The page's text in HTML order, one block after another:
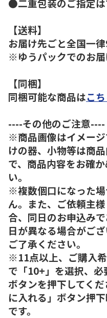
【送料】
お届け先ごと全国一律
※ゆうパックでのお届
【同梱】
同梱可能な商品はこ
----その他のご注意----
※商品画像はイメー
けの器、小物等は商
で、商品内容をお確
い。
※複数個口になった
ん。また、ご依頼主
合、同日のお申込み
日が異なる場合がご
ご了承ください。
※11点以上、ご購入
で「10+」を選択、必
ボタンを押下してく
に入れる」ボタン押
です。